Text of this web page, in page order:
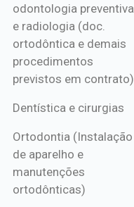
odontologia preventiva
e radiologia (doc.
ortodôntica e demais
procedimentos
previstos em contrato)
Dentística e cirurgias
Ortodontia (Instalação
de aparelho e
manutenções
ortodônticas)